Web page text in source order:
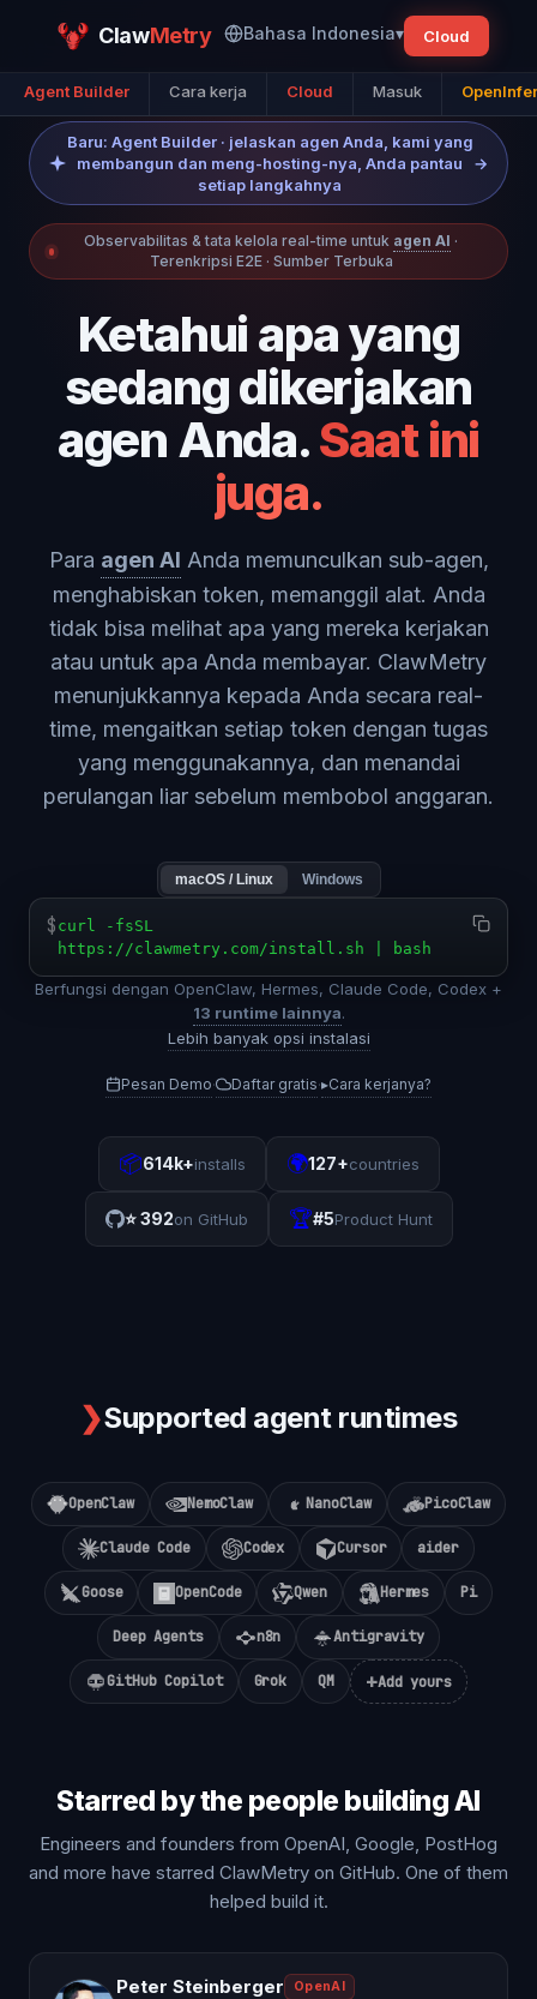
ClawMetry Bahasa Indonesia▾ Cloud
Agent Builder Cara kerja Cloud Masuk OpenInfer
Baru: Agent Builder · jelaskan agen Anda, kami yang
membangun dan meng-hosting-nya, Anda pantau
setiap langkahnya
→
Observabilitas & tata kelola real-time untuk agen AI ·
Terenkripsi E2E · Sumber Terbuka
Ketahui apa yang
sedang dikerjakan
agen Anda.Saat ini
juga.
Para agen AI Anda memunculkan sub-agen,
menghabiskan token, memanggil alat. Anda
tidak bisa melihat apa yang mereka kerjakan
atau untuk apa Anda membayar. ClawMetry
menunjukkannya kepada Anda secara real-
time, mengaitkan setiap token dengan tugas
yang menggunakannya, dan menandai
perulangan liar sebelum membobol anggaran.
macOS / Linux Windows
$ curl -fsSL
https://clawmetry.com/install.sh | bash
Berfungsi dengan OpenClaw, Hermes, Claude Code, Codex +
13 runtime lainnya.
Lebih banyak opsi instalasi
Pesan Demo· Daftar gratis·▸Cara kerjanya?
📦614k+installs 🌍127+countries
⭐392on GitHub 🏆#5Product Hunt
❯Supported agent runtimes
OpenClaw NemoClaw NanoClaw PicoClaw
Claude Code Codex Cursor aider
Goose OpenCode Qwen Hermes Pi
Deep Agents n8n Antigravity
GitHub Copilot Grok QM +Add yours
Starred by the people building AI
Engineers and founders from OpenAI, Google, PostHog
and more have starred ClawMetry on GitHub. One of them
helped build it.
Peter Steinberger OpenAI